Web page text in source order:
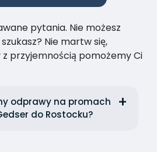
pytania. Nie możesz
Nie martw się,
z przyjemnością pomożemy Ci
odprawy na promach
do Rostocku?